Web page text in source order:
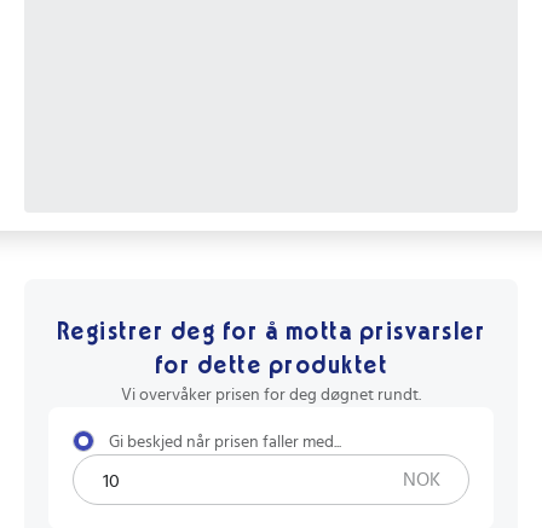
Registrer deg for å motta prisvarsler
for dette produktet
Vi overvåker prisen for deg døgnet rundt.
Gi beskjed når prisen faller med...
NOK